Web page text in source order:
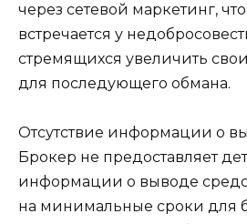
через сетевой маркетинг,
встречается у
стремящихся увеличить
для последующего обмана.
Отсутствие информации о
Брокер не предоставляет
информации о выводе
на минимальные сроки для